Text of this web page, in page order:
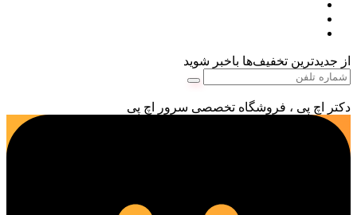
از جدیدترین تخفیف‌ها باخبر شوید
دکتر اچ پی ، فروشگاه تخصصی سرور اچ پی